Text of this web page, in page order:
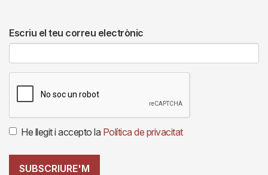
Escriu el teu correu electrònic
He llegit i accepto la Política de privacitat
SUBSCRIURE'M